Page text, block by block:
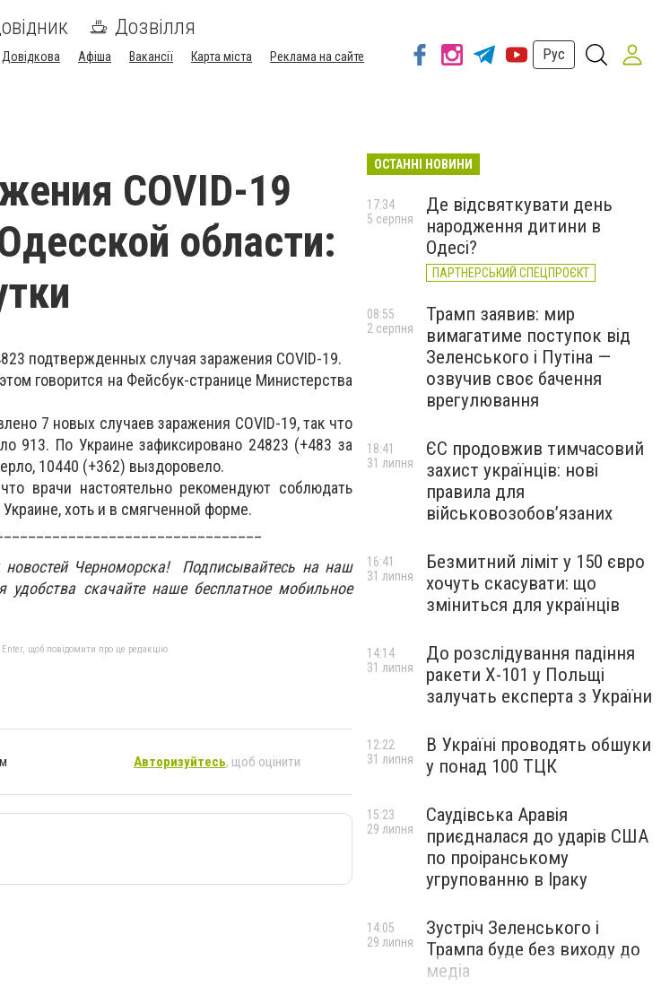
Дозвілля
Довідкова Афіша Вакансії Карта міста
Реклама на сайте
Рус
COVID-19
области:
подтвержденных случая заражения COVID-19.
говорится на Фейсбук-странице Министерства
7 новых случаев заражения COVID-19, так что
913. По Украине зафиксировано 24823 (+483 за
10440 (+362) выздоровело.
врачи настоятельно рекомендуют соблюдать
хоть и в смягченной форме.
Черноморска! Подписывайтесь на наш
удобства скачайте наше бесплатное мобильное
щоб повідомити про це редакцію
Авторизуйтесь, щоб оцінити
ОСТАННІ НОВИНИ
Де відсвяткувати день
народження дитини в
Одесі?
ПАРТНЕРСЬКИЙ СПЕЦПРОЄКТ
17:34
5 серпня
Трамп заявив: мир
вимагатиме поступок від
Зеленського і Путіна —
озвучив своє бачення
врегулювання
08:55
2 серпня
ЄС продовжив тимчасовий
захист українців: нові
правила для
військовозобов’язаних
18:41
31 липня
Безмитний ліміт у 150 євро
хочуть скасувати: що
зміниться для українців
16:41
31 липня
До розслідування падіння
ракети Х-101 у Польщі
залучать експерта з України
14:14
31 липня
В Україні проводять обшуки
у понад 100 ТЦК
12:22
31 липня
Саудівська Аравія
приєдналася до ударів США
по проіранському
угрупованню в Іраку
15:23
29 липня
Зустріч Зеленського і
Трампа буде без виходу до
медіа
14:05
29 липня